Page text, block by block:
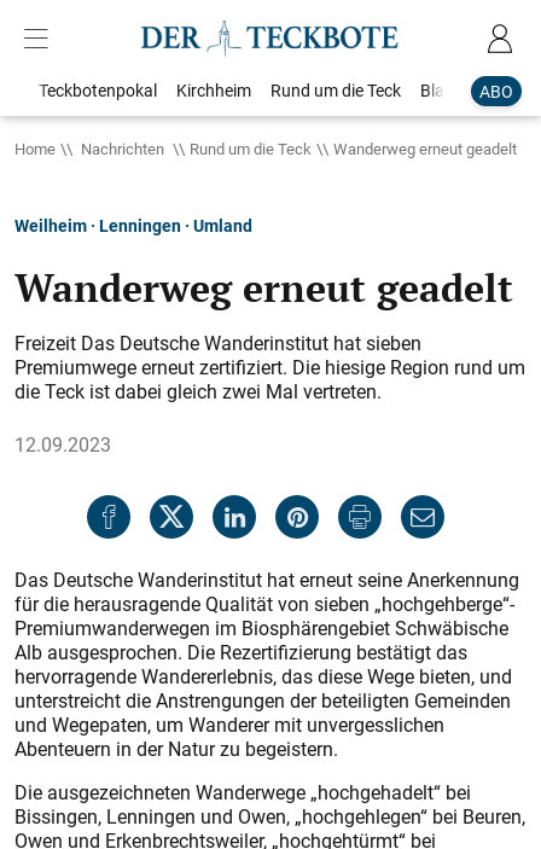
ABO
Teckbotenpokal Kirchheim Rund um die Teck Blaulicht
Home Nachrichten Rund um die Teck Wanderweg erneut geadelt
Weilheim · Lenningen · Umland
Wanderweg erneut geadelt
Freizeit Das Deutsche Wanderinstitut hat sieben
Premiumwege erneut zertifiziert. Die hiesige Region rund um
die Teck ist dabei gleich zwei Mal vertreten.
12.09.2023
Das Deutsche Wander­institut hat erneut seine Anerkennung
für die herausragende Qualität von sieben „hochgehberge“-
Premiumwanderwegen im Biosphärengebiet Schwäbische
Alb ausgesprochen. Die Rezertifizierung bestätigt das
hervorragende Wander­erlebnis, das diese Wege bieten, und
unterstreicht die Anstrengungen der beteiligten Gemeinden
und Wegepaten, um Wanderer mit unvergesslichen
Abenteuern in der Natur zu begeistern.
Die ausgezeichneten Wanderwege „hochgehadelt“ bei
Bissingen, Lenningen und Owen, „hochgehlegen“ bei Beuren,
Owen und Erkenbrechtsweiler, „hochgehtürmt“ bei